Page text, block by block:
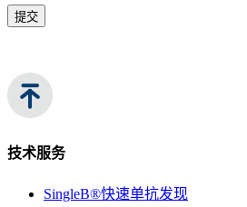
提交
技术服务
SingleB®快速单抗发现